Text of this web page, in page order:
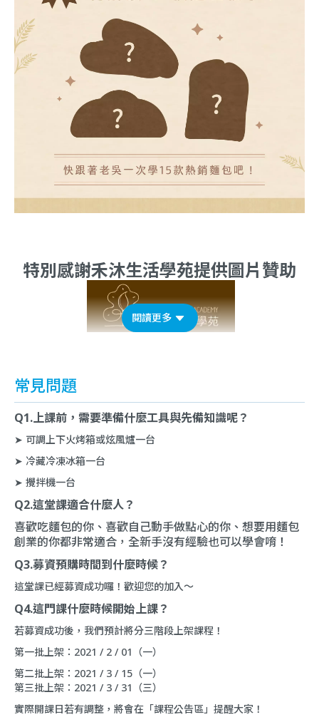
特別感謝禾沐生活學苑提供圖片贊助
閱讀更多
常見問題
Q1.上課前，需要準備什麼工具與先備知識呢？
➤ 可調上下火烤箱或炫風爐一台
➤ 冷藏冷凍冰箱一台
➤ 攪拌機一台
Q2.這堂課適合什麼人？
喜歡吃麵包的你、喜歡自己動手做點心的你、想要用麵包
創業的你都非常適合，全新手沒有經驗也可以學會唷！
Q3.募資預購時間到什麼時候？
這堂課已經募資成功囉！歡迎您的加入～
Q4.這門課什麼時候開始上課？
若募資成功後，我們預計將分三階段上架課程！
第一批上架：2021 / 2 / 01（一）
第二批上架：2021 / 3 / 15（一）
第三批上架：2021 / 3 / 31（三）
實際開課日若有調整，將會在「課程公告區」提醒大家！